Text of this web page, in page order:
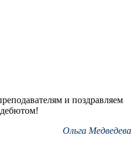
и поздравляем
Ольга Медведева